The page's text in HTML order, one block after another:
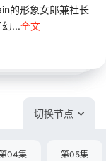
的形象女郎兼社长
...全文
切换节点
04集 第05集